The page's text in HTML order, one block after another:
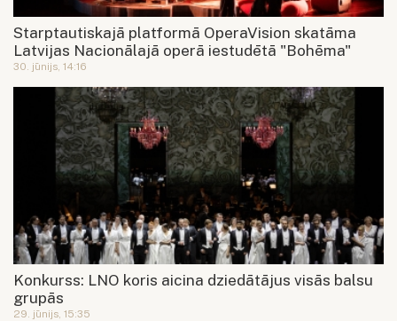
Starptautiskajā platformā OperaVision skatāma
Latvijas Nacionālajā operā iestudētā "Bohēma"
30. jūnijs, 14:16
Konkurss: LNO koris aicina dziedātājus visās balsu
grupās
29. jūnijs, 15:35